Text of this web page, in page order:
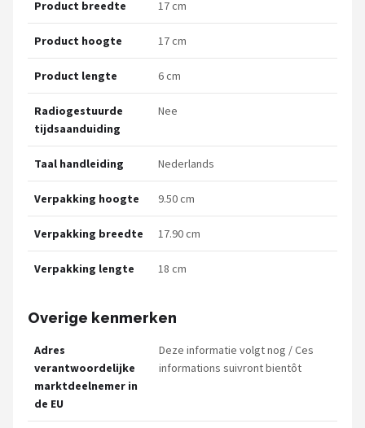
Product breedte 17 cm
Product hoogte 17 cm
Product lengte 6 cm
Radiogestuurde
tijdsaanduiding
Nee
Taal handleiding Nederlands
Verpakking hoogte 9.50 cm
Verpakking breedte 17.90 cm
Verpakking lengte 18 cm
Overige kenmerken
Adres
verantwoordelijke
marktdeelnemer in
de EU
Deze informatie volgt nog / Ces
informations suivront bientôt